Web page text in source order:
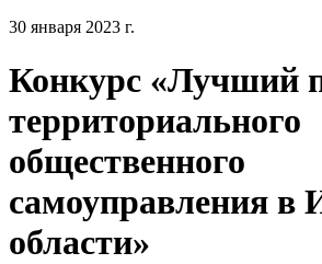
30 января 2023 г.
Конкурс «Лучший
территориального
общественного
самоуправления в
области»